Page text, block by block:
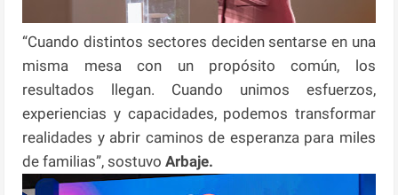
“Cuando distintos sectores deciden sentarse en una
misma mesa con un propósito común, los
resultados llegan. Cuando unimos esfuerzos,
experiencias y capacidades, podemos transformar
realidades y abrir caminos de esperanza para miles
de familias”, sostuvoArbaje.